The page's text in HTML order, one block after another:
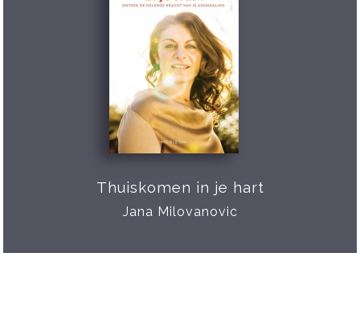
Thuiskomen in je hart
Jana Milovanovic